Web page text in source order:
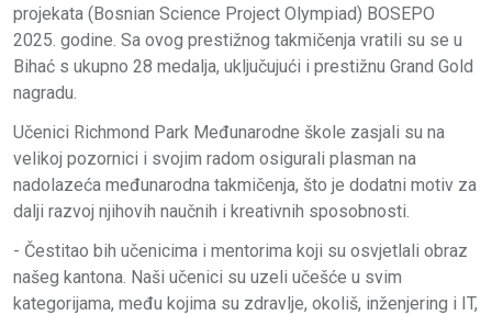
projekata (Bosnian Science Project Olympiad) BOSEPO
2025. godine. Sa ovog prestižnog takmičenja vratili su se u
Bihać s ukupno 28 medalja, uključujući i prestižnu Grand Gold
nagradu.
Učenici Richmond Park Međunarodne škole zasjali su na
velikoj pozornici i svojim radom osigurali plasman na
nadolazeća međunarodna takmičenja, što je dodatni motiv za
dalji razvoj njihovih naučnih i kreativnih sposobnosti.
- Čestitao bih učenicima i mentorima koji su osvjetlali obraz
našeg kantona. Naši učenici su uzeli učešće u svim
kategorijama, među kojima su zdravlje, okoliš, inženjering i IT,